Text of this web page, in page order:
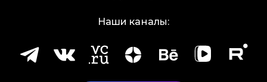
Наши каналы: